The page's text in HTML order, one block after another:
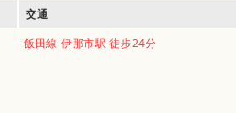
交通
飯田線 伊那市駅 徒歩24分